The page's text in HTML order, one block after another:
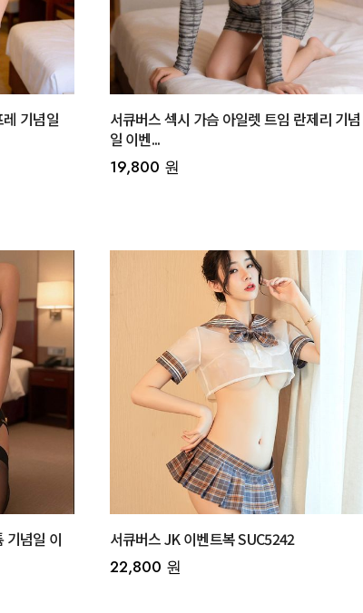
기념일
서큐버스 섹시 가슴 아일렛 트임 란제리 기념
일 이벤...
19,800 원
기념일 이
서큐버스 JK 이벤트복 SUC5242
22,800 원